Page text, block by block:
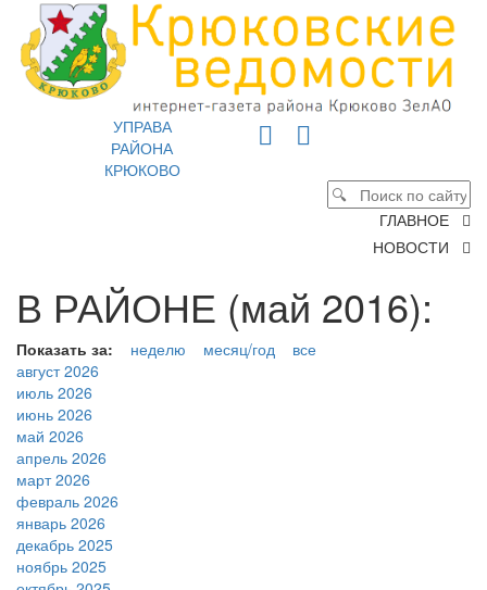
УПРАВА
РАЙОНА
КРЮКОВО
ГЛАВНОЕ
НОВОСТИ
В РАЙОНЕ (май 2016):
Показать за: неделю месяц/год
все
август 2026
июль 2026
июнь 2026
май 2026
апрель 2026
март 2026
февраль 2026
январь 2026
декабрь 2025
ноябрь 2025